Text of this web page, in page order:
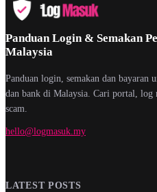
Panduan Login & Semakan
Malaysia
Panduan login, semakan dan bayaran
dan bank di Malaysia. Cari portal, log
scam.
hello@logmasuk.my
LATEST POSTS